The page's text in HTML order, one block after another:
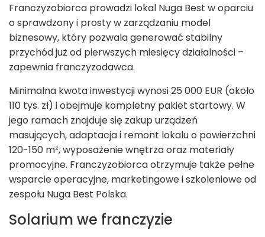
Franczyzobiorca prowadzi lokal Nuga Best w oparciu
o sprawdzony i prosty w zarządzaniu model
biznesowy, który pozwala generować stabilny
przychód już od pierwszych miesięcy działalności –
zapewnia franczyzodawca.
Minimalna kwota inwestycji wynosi 25 000 EUR (około
110 tys. zł) i obejmuje kompletny pakiet startowy. W
jego ramach znajduje się zakup urządzeń
masujących, adaptacja i remont lokalu o powierzchni
120-150 m², wyposażenie wnętrza oraz materiały
promocyjne. Franczyzobiorca otrzymuje także pełne
wsparcie operacyjne, marketingowe i szkoleniowe od
zespołu Nuga Best Polska.
Solarium we franczyzie